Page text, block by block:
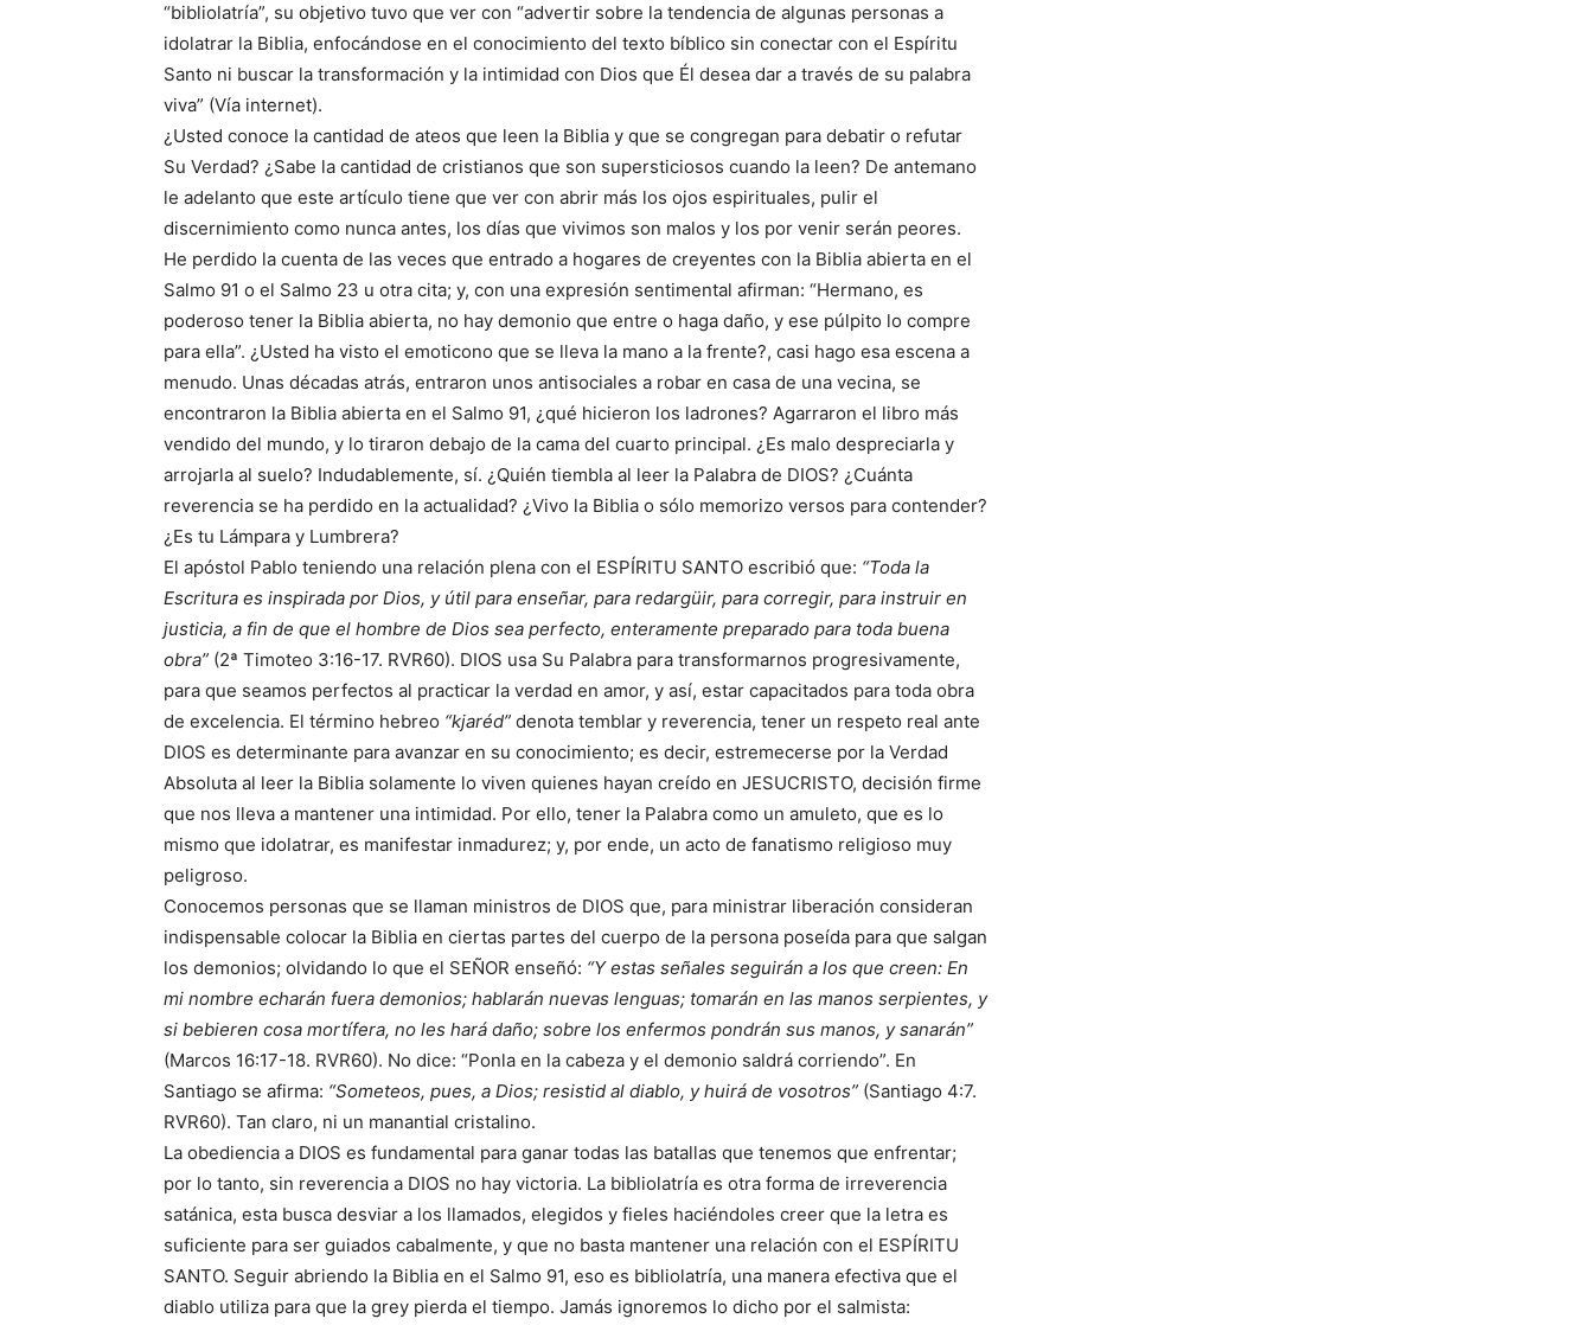
“bibliolatría”, su objetivo tuvo que ver con “advertir sobre la tendencia de algunas personas a
idolatrar la Biblia, enfocándose en el conocimiento del texto bíblico sin conectar con el Espíritu
Santo ni buscar la transformación y la intimidad con Dios que Él desea dar a través de su palabra
viva” (Vía internet).
¿Usted conoce la cantidad de ateos que leen la Biblia y que se congregan para debatir o refutar
Su Verdad? ¿Sabe la cantidad de cristianos que son supersticiosos cuando la leen? De antemano
le adelanto que este artículo tiene que ver con abrir más los ojos espirituales, pulir el
discernimiento como nunca antes, los días que vivimos son malos y los por venir serán peores.
He perdido la cuenta de las veces que entrado a hogares de creyentes con la Biblia abierta en el
Salmo 91 o el Salmo 23 u otra cita; y, con una expresión sentimental afirman: “Hermano, es
poderoso tener la Biblia abierta, no hay demonio que entre o haga daño, y ese púlpito lo compre
para ella”. ¿Usted ha visto el emoticono que se lleva la mano a la frente?, casi hago esa escena a
menudo. Unas décadas atrás, entraron unos antisociales a robar en casa de una vecina, se
encontraron la Biblia abierta en el Salmo 91, ¿qué hicieron los ladrones? Agarraron el libro más
vendido del mundo, y lo tiraron debajo de la cama del cuarto principal. ¿Es malo despreciarla y
arrojarla al suelo? Indudablemente, sí. ¿Quién tiembla al leer la Palabra de DIOS? ¿Cuánta
reverencia se ha perdido en la actualidad? ¿Vivo la Biblia o sólo memorizo versos para contender?
¿Es tu Lámpara y Lumbrera?
El apóstol Pablo teniendo una relación plena con el ESPÍRITU SANTO escribió que: “Toda la
Escritura es inspirada por Dios, y útil para enseñar, para redargüir, para corregir, para instruir en
justicia, a fin de que el hombre de Dios sea perfecto, enteramente preparado para toda buena
obra” (2ª Timoteo 3:16-17. RVR60). DIOS usa Su Palabra para transformarnos progresivamente,
para que seamos perfectos al practicar la verdad en amor, y así, estar capacitados para toda obra
de excelencia. El término hebreo “kjaréd” denota temblar y reverencia, tener un respeto real ante
DIOS es determinante para avanzar en su conocimiento; es decir, estremecerse por la Verdad
Absoluta al leer la Biblia solamente lo viven quienes hayan creído en JESUCRISTO, decisión firme
que nos lleva a mantener una intimidad. Por ello, tener la Palabra como un amuleto, que es lo
mismo que idolatrar, es manifestar inmadurez; y, por ende, un acto de fanatismo religioso muy
peligroso.
Conocemos personas que se llaman ministros de DIOS que, para ministrar liberación consideran
indispensable colocar la Biblia en ciertas partes del cuerpo de la persona poseída para que salgan
los demonios; olvidando lo que el SEÑOR enseñó: “Y estas señales seguirán a los que creen: En
mi nombre echarán fuera demonios; hablarán nuevas lenguas; tomarán en las manos serpientes, y
si bebieren cosa mortífera, no les hará daño; sobre los enfermos pondrán sus manos, y sanarán”
(Marcos 16:17-18. RVR60). No dice: “Ponla en la cabeza y el demonio saldrá corriendo”. En
Santiago se afirma: “Someteos, pues, a Dios; resistid al diablo, y huirá de vosotros” (Santiago 4:7.
RVR60). Tan claro, ni un manantial cristalino.
La obediencia a DIOS es fundamental para ganar todas las batallas que tenemos que enfrentar;
por lo tanto, sin reverencia a DIOS no hay victoria. La bibliolatría es otra forma de irreverencia
satánica, esta busca desviar a los llamados, elegidos y fieles haciéndoles creer que la letra es
suficiente para ser guiados cabalmente, y que no basta mantener una relación con el ESPÍRITU
SANTO. Seguir abriendo la Biblia en el Salmo 91, eso es bibliolatría, una manera efectiva que el
diablo utiliza para que la grey pierda el tiempo. Jamás ignoremos lo dicho por el salmista: